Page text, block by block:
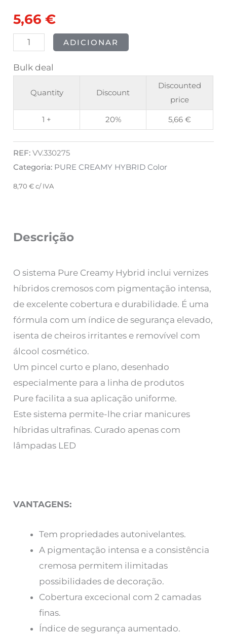
5,66€
Obsessed
8ml
ADICIONAR
Bulk deal
Quantity Discount
Discounted
price
1 + 20% 5,66€
REF:VV.330275
Categoria: PURE CREAMY HYBRID Color
8,70€ c/ IVA
Descrição
O sistema Pure Creamy Hybrid inclui vernizes
híbridos cremosos com pigmentação intensa,
de excelente cobertura e durabilidade. É uma
fórmula com um índice de segurança elevado,
isenta de cheiros irritantes e removível com
álcool cosmético.
Um pincel curto e plano, desenhado
especialmente para a linha de produtos
Pure facilita a sua aplicação uniforme.
Este sistema permite-lhe criar manicures
híbridas ultrafinas. Curado apenas com
lâmpadas LED
VANTAGENS:
Tem propriedades autonivelantes.
A pigmentação intensa e a consistência
cremosa permitem ilimitadas
possibilidades de decoração.
Cobertura excecional com 2 camadas
finas.
Índice de segurança aumentado.